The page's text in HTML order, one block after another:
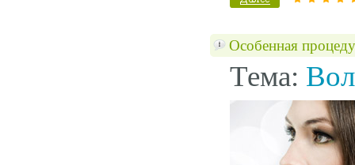
Особенная
Тема: